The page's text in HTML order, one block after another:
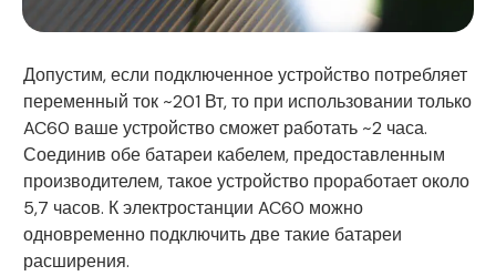
Допустим, если подключенное устройство потребляет
переменный ток ~201 Вт, то при использовании только
AC60 ваше устройство сможет работать ~2 часа.
Соединив обе батареи кабелем, предоставленным
производителем, такое устройство проработает около
5,7 часов. К электростанции AC60 можно
одновременно подключить две такие батареи
расширения.